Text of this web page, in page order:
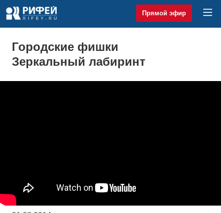
Прямой эфир
Городские фишки
Зеркальный лабиринт